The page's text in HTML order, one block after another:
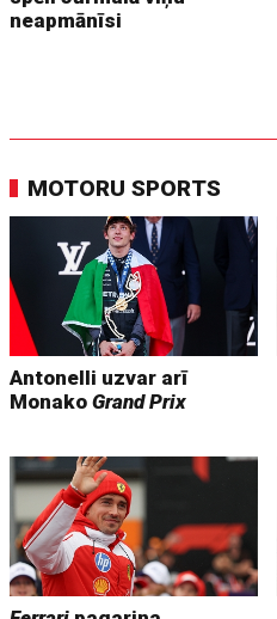
neapmānīsi
MOTORU SPORTS
Antonelli uzvar arī
MonakoGrand Prix